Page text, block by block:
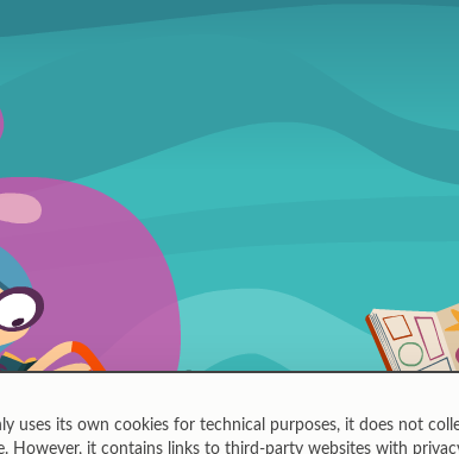
uses its own cookies for technical purposes, it does not
However, it contains links to third-party websites with